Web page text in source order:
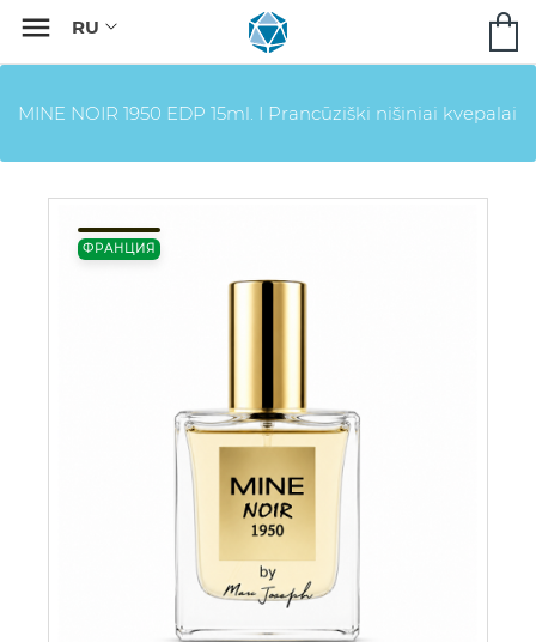

MINE NOIR 1950 EDP 15ml. I Prancūziški nišiniai kvepalai
ФРАНЦИЯ